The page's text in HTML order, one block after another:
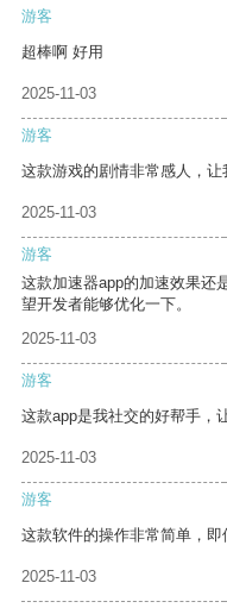
游客
超棒啊 好用
2025-11-03
游客
这款游戏的剧情非常感人，让
2025-11-03
游客
这款加速器app的加速效果还
望开发者能够优化一下。
2025-11-03
游客
这款app是我社交的好帮手，
2025-11-03
游客
这款软件的操作非常简单，即
2025-11-03